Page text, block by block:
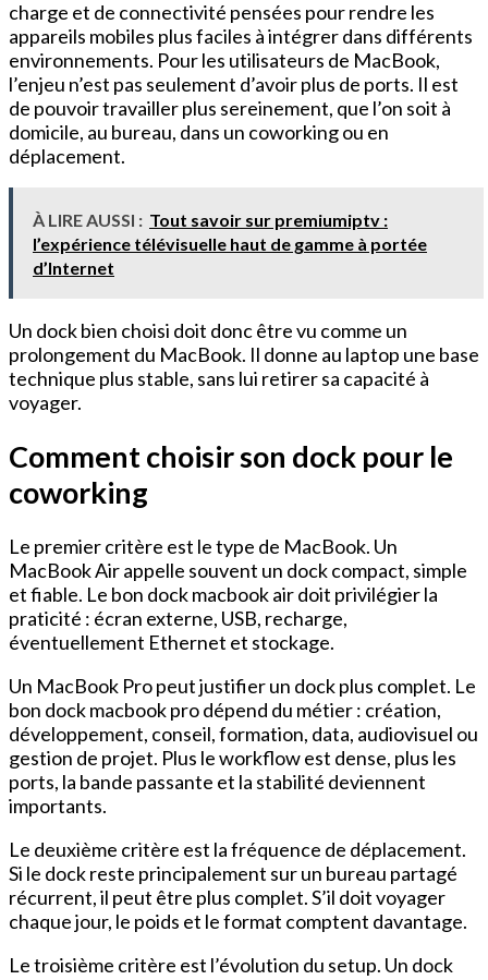
charge et de connectivité pensées pour rendre les
appareils mobiles plus faciles à intégrer dans différents
environnements. Pour les utilisateurs de MacBook,
l’enjeu n’est pas seulement d’avoir plus de ports. Il est
de pouvoir travailler plus sereinement, que l’on soit à
domicile, au bureau, dans un coworking ou en
déplacement.
À LIRE AUSSI : Tout savoir sur premiumiptv :
l’expérience télévisuelle haut de gamme à portée
d’Internet
Un dock bien choisi doit donc être vu comme un
prolongement du MacBook. Il donne au laptop une base
technique plus stable, sans lui retirer sa capacité à
voyager.
Comment choisir son dock pour le
coworking
Le premier critère est le type de MacBook. Un
MacBook Air appelle souvent un dock compact, simple
et fiable. Le bon dock macbook air doit privilégier la
praticité : écran externe, USB, recharge,
éventuellement Ethernet et stockage.
Un MacBook Pro peut justifier un dock plus complet. Le
bon dock macbook pro dépend du métier : création,
développement, conseil, formation, data, audiovisuel ou
gestion de projet. Plus le workflow est dense, plus les
ports, la bande passante et la stabilité deviennent
importants.
Le deuxième critère est la fréquence de déplacement.
Si le dock reste principalement sur un bureau partagé
récurrent, il peut être plus complet. S’il doit voyager
chaque jour, le poids et le format comptent davantage.
Le troisième critère est l’évolution du setup. Un dock